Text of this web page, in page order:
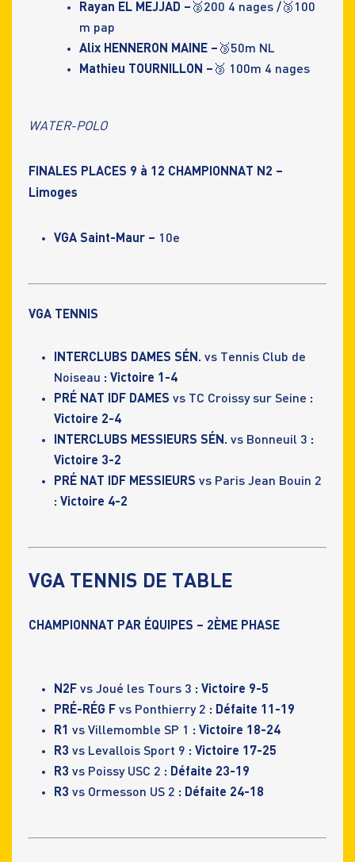
Rayan EL MEJJAD – 🥈200 4 nages /🥉100
m pap
Alix HENNERON MAINE – 🥉50m NL
Mathieu TOURNILLON – 🥉 100m 4 nages
WATER-POLO
FINALES PLACES 9 à 12 CHAMPIONNAT N2 –
Limoges
VGA Saint-Maur – 10e
VGA TENNIS
INTERCLUBS DAMES SÉN. vs Tennis Club de
Noiseau : Victoire 1-4
PRÉ NAT IDF DAMES vs TC Croissy sur Seine :
Victoire 2-4
INTERCLUBS MESSIEURS SÉN. vs Bonneuil 3 :
Victoire 3-2
PRÉ NAT IDF MESSIEURS vs Paris Jean Bouin 2
: Victoire 4-2
VGA TENNIS DE TABLE
CHAMPIONNAT PAR ÉQUIPES – 2ÈME PHASE
N2F vs Joué les Tours 3 : Victoire 9-5
PRÉ-RÉG F vs Ponthierry 2 : Défaite 11-19
R1 vs Villemomble SP 1 : Victoire 18-24
R3 vs Levallois Sport 9 : Victoire 17-25
R3 vs Poissy USC 2 : Défaite 23-19
R3 vs Ormesson US 2 : Défaite 24-18